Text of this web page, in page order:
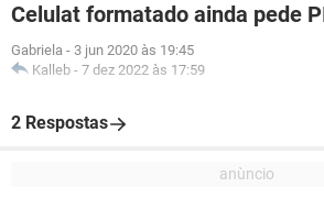
Celulat formatado ainda pede
Gabriela - 3 jun 2020 às 19:45
Kalleb - 7 dez 2022 às 17:59
2 Respostas